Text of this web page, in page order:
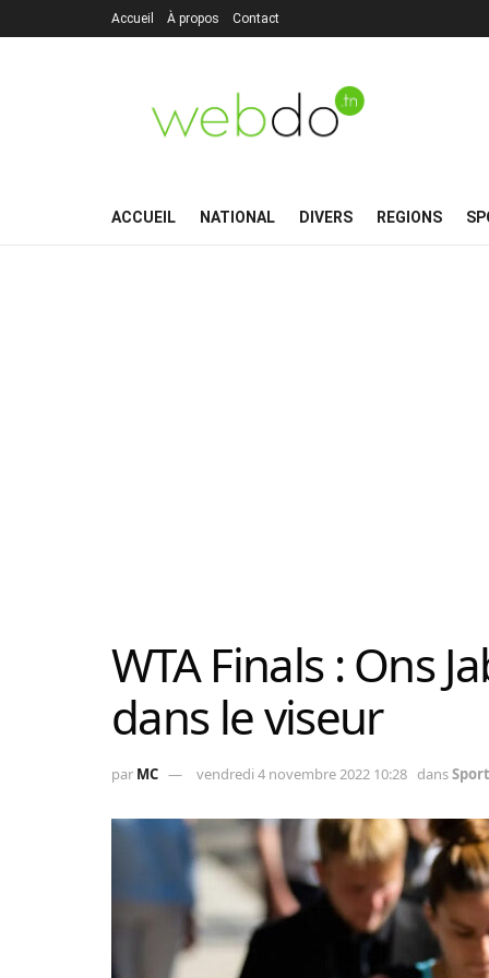
Accueil À propos Contact
ACCUEIL NATIONAL DIVERS REGIONS
WTA Finals : Ons
dans le viseur
par MC vendredi 4 novembre 2022 10:28 dansSport